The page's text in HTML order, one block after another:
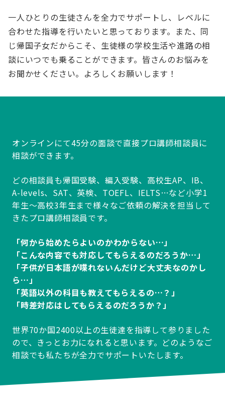
一人ひとりの生徒さんを全力でサポートし、レベルに
合わせた指導を行いたいと思っております。また、同
じ帰国子女だからこそ、生徒様の学校生活や進路の相
談にいつでも乗ることができます。皆さんのお悩みを
お聞かせください。よろしくお願いします！
オンラインにて45分の面談で直接プロ講師相談員に
相談ができます。
どの相談員も帰国受験、編入受験、高校生AP、IB、
A-levels、SAT、英検、TOEFL、IELTS…など小学1
年生～高校3年生まで様々なご依頼の解決を担当して
きたプロ講師相談員です。
「何から始めたらよいのかわからない…」
「こんな内容でも対応してもらえるのだろうか…」
「子供が日本語が喋れないんだけど大丈夫なのかし
ら…」
「英語以外の科目も教えてもらえるの…？」
「時差対応はしてもらえるのだろうか？」
世界70か国2400以上の生徒達を指導して参りました
ので、きっとお力になれると思います。どのようなご
相談でも私たちが全力でサポートいたします。